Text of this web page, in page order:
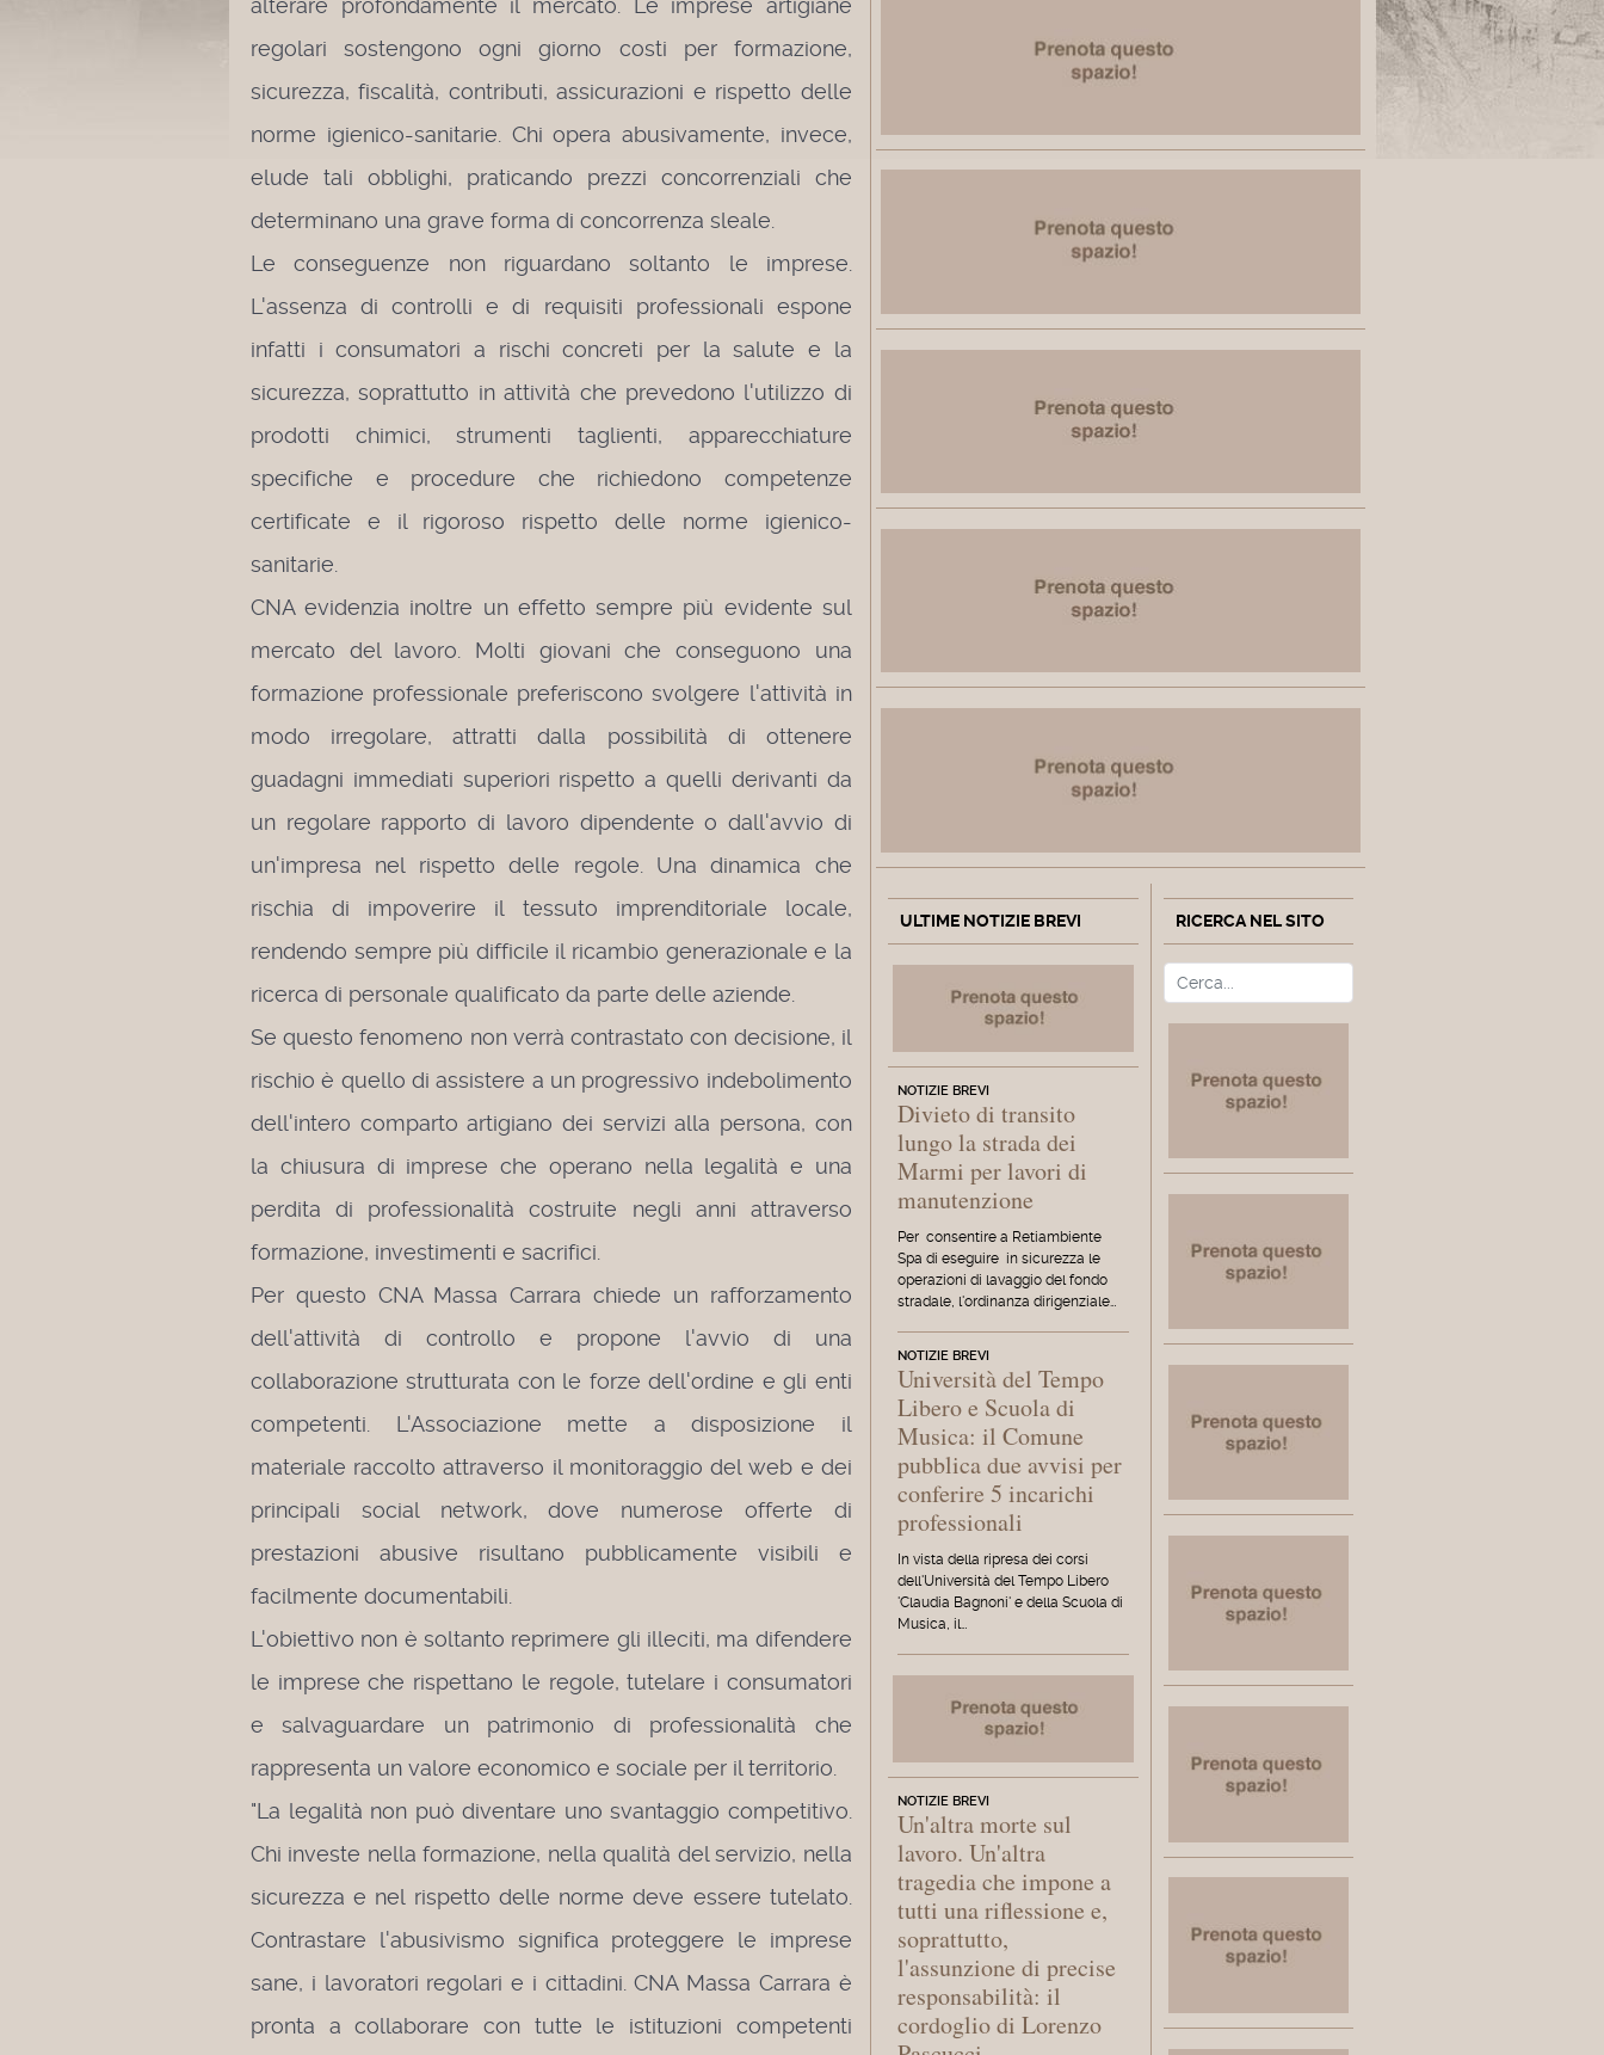
regolari sostengono ogni giorno costi per formazione,
sicurezza, fiscalità, contributi, assicurazioni e rispetto delle
norme igienico-sanitarie. Chi opera abusivamente, invece,
elude tali obblighi, praticando prezzi concorrenziali che
determinano una grave forma di concorrenza sleale.
Le conseguenze non riguardano soltanto le imprese.
L'assenza di controlli e di requisiti professionali espone
infatti i consumatori a rischi concreti per la salute e la
sicurezza, soprattutto in attività che prevedono l'utilizzo di
prodotti chimici, strumenti taglienti, apparecchiature
specifiche e procedure che richiedono competenze
certificate e il rigoroso rispetto delle norme igienico-
sanitarie.
CNA evidenzia inoltre un effetto sempre più evidente sul
mercato del lavoro. Molti giovani che conseguono una
formazione professionale preferiscono svolgere l'attività in
modo irregolare, attratti dalla possibilità di ottenere
guadagni immediati superiori rispetto a quelli derivanti da
un regolare rapporto di lavoro dipendente o dall'avvio di
un'impresa nel rispetto delle regole. Una dinamica che
rischia di impoverire il tessuto imprenditoriale locale,
rendendo sempre più difficile il ricambio generazionale e la
ricerca di personale qualificato da parte delle aziende.
Se questo fenomeno non verrà contrastato con decisione, il
rischio è quello di assistere a un progressivo indebolimento
dell'intero comparto artigiano dei servizi alla persona, con
la chiusura di imprese che operano nella legalità e una
perdita di professionalità costruite negli anni attraverso
formazione, investimenti e sacrifici.
Per questo CNA Massa Carrara chiede un rafforzamento
dell'attività di controllo e propone l'avvio di una
collaborazione strutturata con le forze dell'ordine e gli enti
competenti. L'Associazione mette a disposizione il
materiale raccolto attraverso il monitoraggio del web e dei
principali social network, dove numerose offerte di
prestazioni abusive risultano pubblicamente visibili e
facilmente documentabili.
L'obiettivo non è soltanto reprimere gli illeciti, ma difendere
le imprese che rispettano le regole, tutelare i consumatori
e salvaguardare un patrimonio di professionalità che
rappresenta un valore economico e sociale per il territorio.
"La legalità non può diventare uno svantaggio competitivo.
Chi investe nella formazione, nella qualità del servizio, nella
sicurezza e nel rispetto delle norme deve essere tutelato.
Contrastare l'abusivismo significa proteggere le imprese
sane, i lavoratori regolari e i cittadini. CNA Massa Carrara è
pronta a collaborare con tutte le istituzioni competenti
ULTIME NOTIZIE BREVI
NOTIZIE BREVI
Divieto di transito
lungo la strada dei
Marmi per lavori di
manutenzione
Per consentire a Retiambiente
Spa di eseguire in sicurezza le
operazioni di lavaggio del fondo
stradale, l'ordinanza dirigenziale…
NOTIZIE BREVI
Università del Tempo
Libero e Scuola di
Musica: il Comune
pubblica due avvisi per
conferire 5 incarichi
professionali
In vista della ripresa dei corsi
dell'Università del Tempo Libero
'Claudia Bagnoni' e della Scuola di
Musica, il…
NOTIZIE BREVI
Un'altra morte sul
lavoro. Un'altra
tragedia che impone a
tutti una riflessione e,
soprattutto,
l'assunzione di precise
responsabilità: il
cordoglio di Lorenzo
RICERCA NEL SITO
Cerca Type 2 or more characters